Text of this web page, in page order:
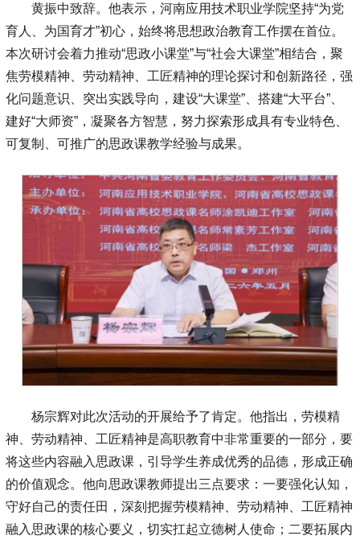
黄振中致辞。他表示，河南应用技术职业学院坚持“为党
育人、为国育才”初心，始终将思想政治教育工作摆在首位。
本次研讨会着力推动“思政小课堂”与“社会大课堂”相结合，聚
焦劳模精神、劳动精神、工匠精神的理论探讨和创新路径，强
化问题意识、突出实践导向，建设“大课堂”、搭建“大平台”、
建好“大师资”，凝聚各方智慧，努力探索形成具有专业特色、
可复制、可推广的思政课教学经验与成果。
杨宗辉对此次活动的开展给予了肯定。他指出，劳模精
神、劳动精神、工匠精神是高职教育中非常重要的一部分，要
将这些内容融入思政课，引导学生养成优秀的品德，形成正确
的价值观念。他向思政课教师提出三点要求：一要强化认知，
守好自己的责任田，深刻把握劳模精神、劳动精神、工匠精神
融入思政课的核心要义，切实扛起立德树人使命；二要拓展内